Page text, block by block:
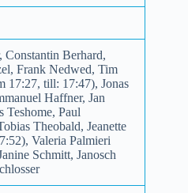
Constantin Berhard,
Frank Nedwed, Tim
17:27, till: 17:47), Jonas
Haffner, Jan
Teshome, Paul
Theobald, Jeanette
Valeria Palmieri
Schmitt, Janosch